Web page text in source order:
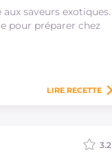
saveurs exotiques.
pour préparer chez
LIRE RECETTE
3.2